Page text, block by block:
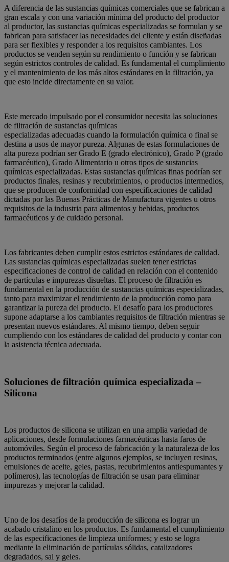
A diferencia de las sustancias químicas comerciales que se fabrican a
gran escala y con una variación mínima del producto del productor
al productor, las sustancias químicas especializadas se formulan y se
fabrican para satisfacer las necesidades del cliente y están diseñadas
para ser flexibles y responder a los requisitos cambiantes. Los
productos se venden según su rendimiento o función y se fabrican
según estrictos controles de calidad. Es fundamental el cumplimiento
y el mantenimiento de los más altos estándares en la filtración, ya
que esto incide directamente en su valor.
Este mercado impulsado por el consumidor necesita las soluciones
de filtración de sustancias químicas
especializadas adecuadas cuando la formulación química o final se
destina a usos de mayor pureza. Algunas de estas formulaciones de
alta pureza podrían ser Grado E (grado electrónico), Grado P (grado
farmacéutico), Grado Alimentario u otros tipos de sustancias
químicas especializadas. Estas sustancias químicas finas podrían ser
productos finales, resinas y recubrimientos, o productos intermedios,
que se producen de conformidad con especificaciones de calidad
dictadas por las Buenas Prácticas de Manufactura vigentes u otros
requisitos de la industria para alimentos y bebidas, productos
farmacéuticos y de cuidado personal.
Los fabricantes deben cumplir estos estrictos estándares de calidad.
Las sustancias químicas especializadas suelen tener estrictas
especificaciones de control de calidad en relación con el contenido
de partículas e impurezas disueltas. El proceso de filtración es
fundamental en la producción de sustancias químicas especializadas,
tanto para maximizar el rendimiento de la producción como para
garantizar la pureza del producto. El desafío para los productores
supone adaptarse a los cambiantes requisitos de filtración mientras se
presentan nuevos estándares. Al mismo tiempo, deben seguir
cumpliendo con los estándares de calidad del producto y contar con
la asistencia técnica adecuada.
Soluciones de filtración química especializada –
Silicona
Los productos de silicona se utilizan en una amplia variedad de
aplicaciones, desde formulaciones farmacéuticas hasta faros de
automóviles. Según el proceso de fabricación y la naturaleza de los
productos terminados (entre algunos ejemplos, se incluyen resinas,
emulsiones de aceite, geles, pastas, recubrimientos antiespumantes y
polímeros), las tecnologías de filtración se usan para eliminar
impurezas y mejorar la calidad.
Uno de los desafíos de la producción de silicona es lograr un
acabado cristalino en los productos. Es fundamental el cumplimiento
de las especificaciones de limpieza uniformes; y esto se logra
mediante la eliminación de partículas sólidas, catalizadores
degradados, sal y geles.